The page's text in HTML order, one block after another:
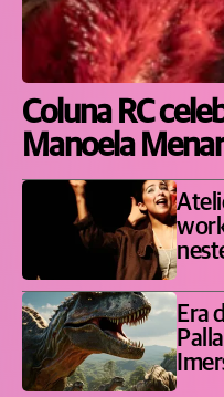
Coluna RC
Manoela
Era